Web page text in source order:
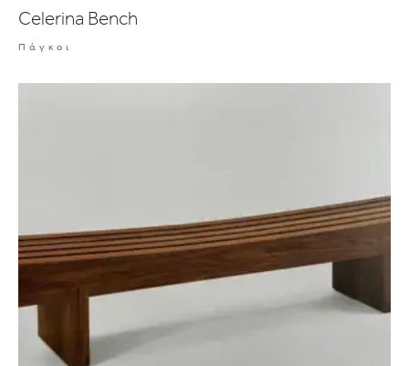
Celerina Bench
Πάγκοι